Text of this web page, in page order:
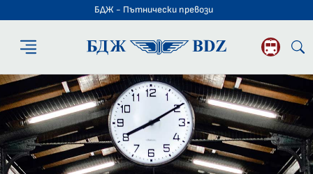
БДЖ - Пътнически превози
БДЖ -